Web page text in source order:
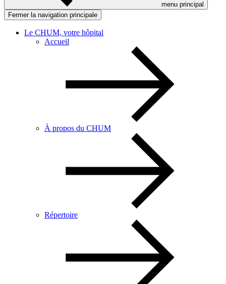
menu principal
Fermer la navigation principale
Le CHUM, votre hôpital
Accueil
À propos du CHUM
Répertoire